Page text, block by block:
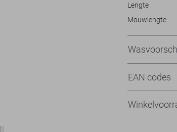
Lengte
Mouwlengte
EAN codes